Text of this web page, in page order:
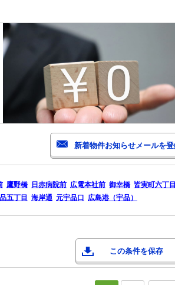
鷹野橋 日赤病院前 広電本社前 御幸橋 皆実町六丁目
五丁目 海岸通 元宇品口 広島港（宇品）
この条件を保存